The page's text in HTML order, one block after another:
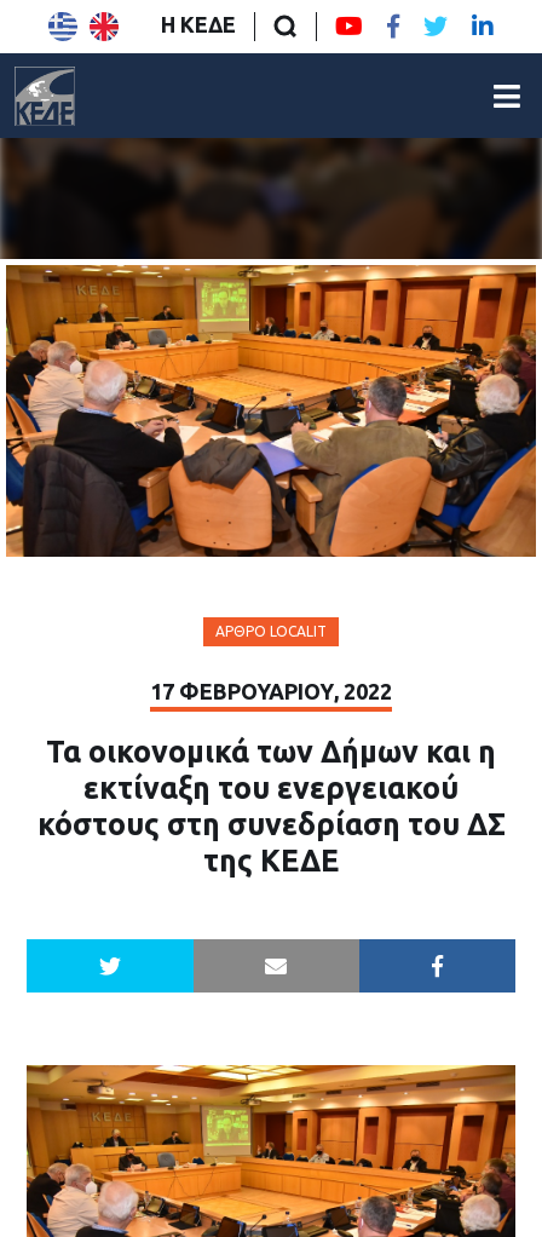
Η ΚΕΔΕ
ΆΡΘΡΟ LOCALIT
17 ΦΕΒΡΟΥΑΡΊΟΥ, 2022
Τα οικονομικά των Δήμων και η
εκτίναξη του ενεργειακού
κόστους στη συνεδρίαση του ΔΣ
της ΚΕΔΕ